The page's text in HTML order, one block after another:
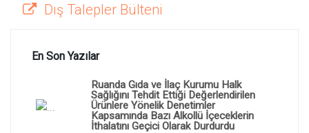
Dış Talepler Bülteni
En Son Yazılar
Ruanda Gıda ve İlaç Kurumu Halk
Sağlığını Tehdit Ettiği Değerlendirilen
Ürünlere Yönelik Denetimler
Kapsamında Bazı Alkollü İçeceklerin
İthalatını Geçici Olarak Durdurdu